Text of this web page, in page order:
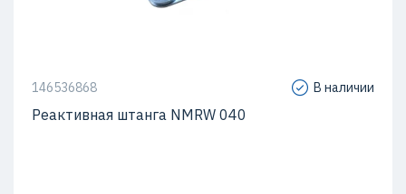
146536868 В наличии
Реактивная штанга NMRW 040